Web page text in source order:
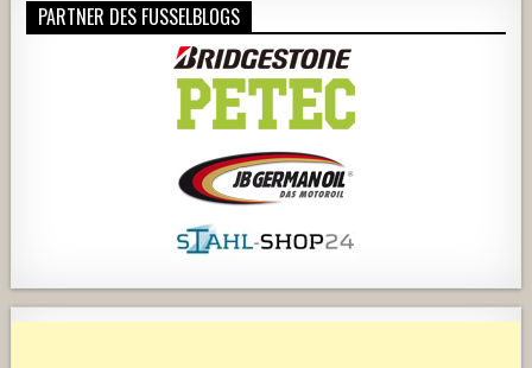
PARTNER DES FUSSELBLOGS